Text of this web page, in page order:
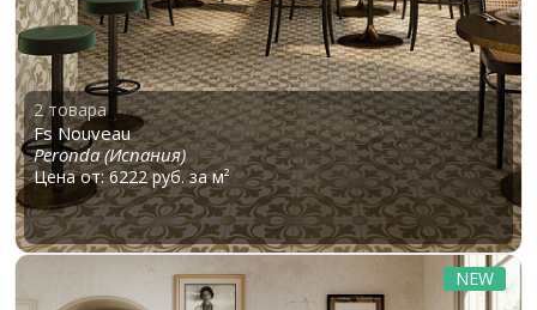
2 товара
Fs Nouveau
Peronda (Испания)
Цена от: 6222 руб. за м²
NEW